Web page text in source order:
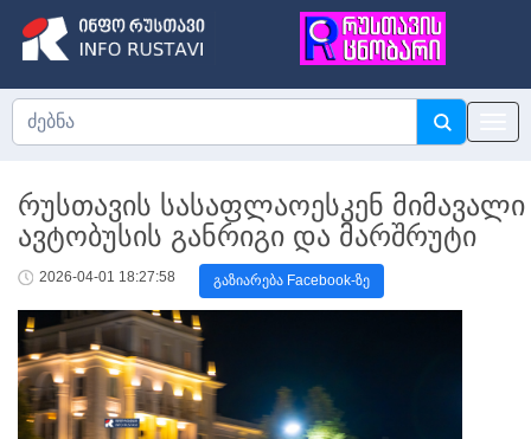
რუსთავის სასაფლაოესკენ მიმავალი
ავტობუსის განრიგი და მარშრუტი
2026-04-01 18:27:58 გაზიარება Facebook-ზე